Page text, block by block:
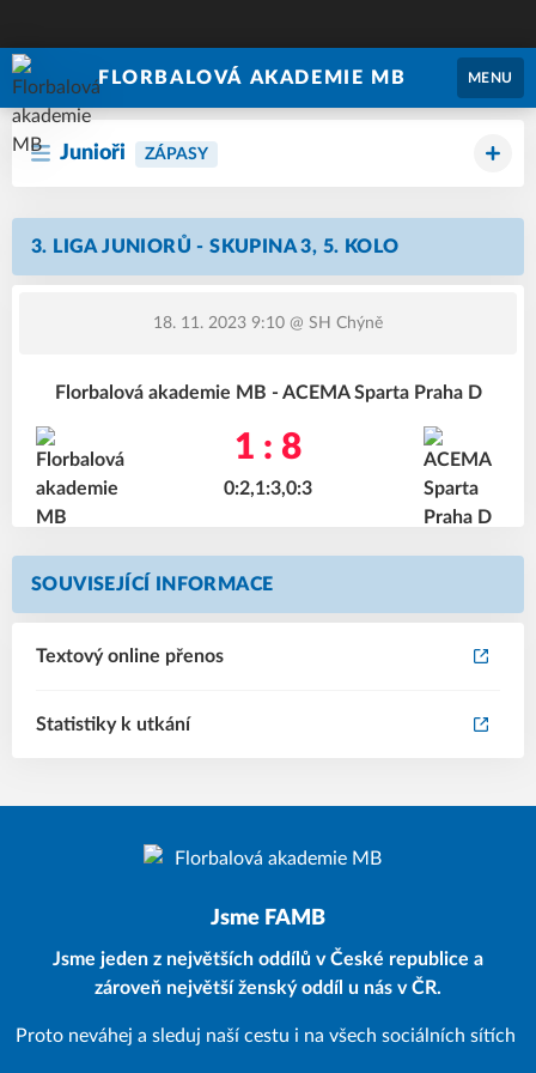
FLORBALOVÁ AKADEMIE MB MENU
Junioři ZÁPASY
3. LIGA JUNIORŮ - SKUPINA 3, 5. KOLO
18. 11. 2023 9:10 @ SH Chýně
Florbalová akademie MB - ACEMA Sparta Praha D
1 : 8
0:2,1:3,0:3
SOUVISEJÍCÍ INFORMACE
Textový online přenos
Statistiky k utkání
Jsme FAMB
Jsme jeden z největších oddílů v České republice a
zároveň největší ženský oddíl u nás v ČR.
Proto neváhej a sleduj naší cestu i na všech sociálních sítích